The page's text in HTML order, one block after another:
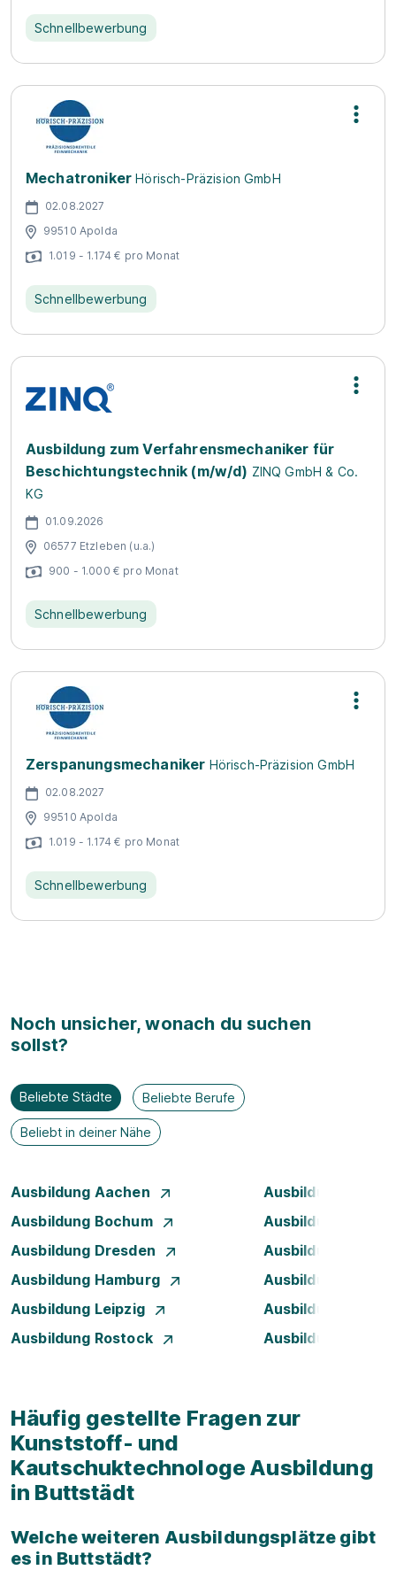
Schnellbewerbung
Mechatroniker Hörisch-Präzision GmbH
02.08.2027
99510 Apolda
1.019 - 1.174 € pro Monat
Schnellbewerbung
Ausbildung zum Verfahrensmechaniker für
Beschichtungstechnik (m/w/d) ZINQ GmbH & Co.
KG
01.09.2026
06577 Etzleben (u.a.)
900 - 1.000 € pro Monat
Schnellbewerbung
Zerspanungsmechaniker Hörisch-Präzision GmbH
02.08.2027
99510 Apolda
1.019 - 1.174 € pro Monat
Schnellbewerbung
Noch unsicher, wonach du suchen
sollst?
Beliebte Städte Beliebte Berufe
Beliebt in deiner Nähe
Ausbildung Aachen
Ausbildung
Ausbildung Bochum
Ausbildung Bonn
Ausbildung Dresden
Ausbildung
Ausbildung Hamburg
Ausbildung
Ausbildung Leipzig
Ausbildung
Ausbildung Rostock
Ausbildung
Häufig gestellte Fragen zur
Kunststoff- und
Kautschuktechnologe Ausbildung
in Buttstädt
Welche weiteren Ausbildungsplätze gibt
es in Buttstädt?